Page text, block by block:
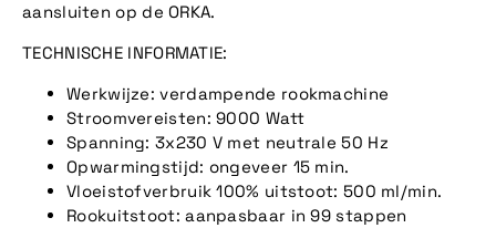
aansluiten op de ORKA.
TECHNISCHE INFORMATIE:
Werkwijze: verdampende rookmachine
Stroomvereisten: 9000 Watt
Spanning: 3x230 V met neutrale 50 Hz
Opwarmingstijd: ongeveer 15 min.
Vloeistofverbruik 100% uitstoot: 500 ml/min.
Rookuitstoot: aanpasbaar in 99 stappen